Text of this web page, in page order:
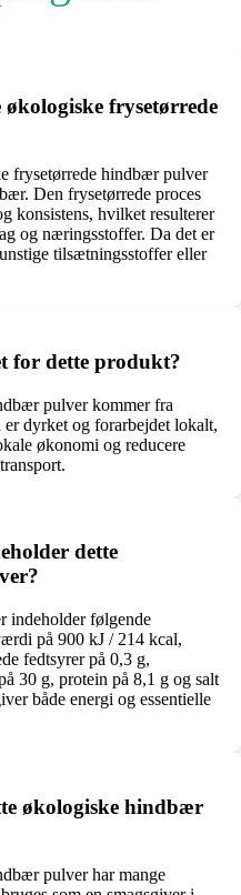
økologiske frysetørrede
frysetørrede hindbær pulver
Den frysetørrede proces
konsistens, hvilket resulterer
og næringsstoffer. Da det er
tilsætningsstoffer eller
for dette produkt?
pulver kommer fra
dyrket og forarbejdet lokalt,
økonomi og reducere
dette
indeholder følgende
på 900 kJ / 214 kcal,
fedtsyrer på 0,3 g,
30 g, protein på 8,1 g og salt
både energi og essentielle
økologiske hindbær
pulver har mange